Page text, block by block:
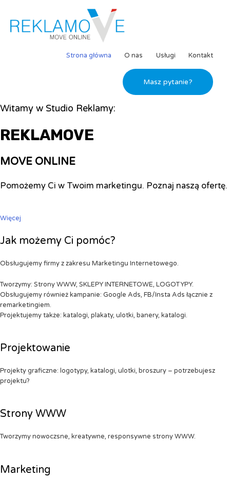
Strona główna O nas Usługi Kontakt
Masz pytanie?
Witamy w Studio Reklamy:
REKLAMOVE
MOVE ONLINE
Pomożemy Ci w Twoim marketingu. Poznaj naszą ofertę.
Więcej
Jak możemy Ci pomóc?
Obsługujemy firmy z zakresu Marketingu Internetowego.
Tworzymy: Strony WWW, SKLEPY INTERNETOWE, LOGOTYPY.
Obsługujemy również kampanie: Google Ads, FB/Insta Ads łącznie z
remarketingiem.
Projektujemy także: katalogi, plakaty, ulotki, banery, katalogi.
Projektowanie
Projekty graficzne: logotypy, katalogi, ulotki, broszury – potrzebujesz
projektu?
Strony WWW
Tworzymy nowoczsne, kreatywne, responsywne strony WWW.
Marketing